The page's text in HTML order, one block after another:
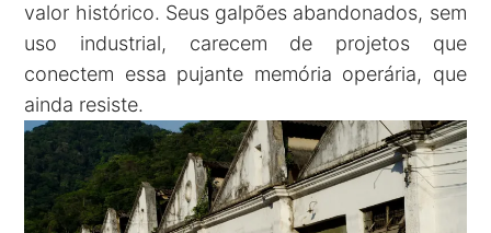
valor histórico. Seus galpões abandonados, sem
uso industrial, carecem de projetos que
conectem essa pujante memória operária, que
ainda resiste.